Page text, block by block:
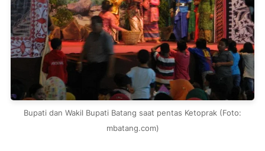
Bupati dan Wakil Bupati Batang saat pentas Ketoprak (Foto:
mbatang.com)